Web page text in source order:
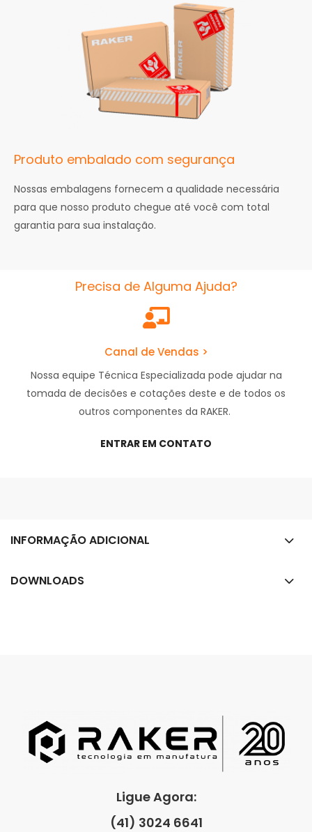
Produto embalado com segurança
Nossas embalagens fornecem a qualidade necessária
para que nosso produto chegue até você com total
garantia para sua instalação.
Precisa de Alguma Ajuda?
Canal de Vendas >
Nossa equipe Técnica Especializada pode ajudar na
tomada de decisões e cotações deste e de todos os
outros componentes da RAKER.
ENTRAR EM CONTATO
INFORMAÇÃO ADICIONAL
DOWNLOADS
Ligue Agora:
(41) 3024 6641